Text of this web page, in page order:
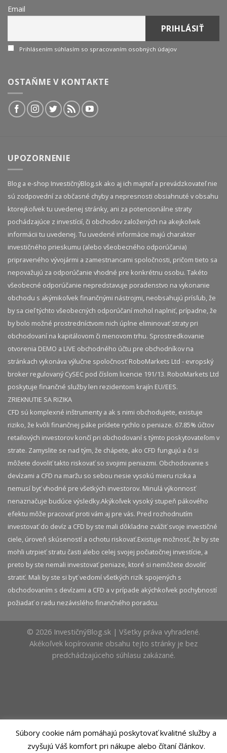
Email
Prihlásením súhlasím so spracovaním osobných údajov
OSTAŇME V KONTAKTE
UPOZORNENIE
Blog a e-shop InvestičnýBlog.sk ako aj ich majiteľ a prevádzkovateľ nie
sú zodpovední za občasné chyby a nepresnosti obsiahnuté v obsahu
ktorejkoľvek tu uvedenej stránky, ani za potencionálne straty
pochádzajúce z investícií, či obchodov založených na akejkoľvek
informácii tu uvedenej. Tu uvedené informácie majú charakter
investičného prieskumu (alebo všeobecného odporúčania)
pripraveného vývojármi a zamestnancami spoločnosti, pričom tieto sa
nepovažujú za odporúčanie vhodné pre konkrétnu osobu. Takéto
všeobecné odporúčanie nepredstavuje poradenstvo na vykonanie
obchodu s akýmikoľvek finančnými nástrojmi, neobsahujú prísľub, že
by sa cieľ týchto všeobecných odporúčaní mohol naplniť, prípadne, že
by bolo možné prostredníctvom nich úplne eliminovať straty pri
obchodovaní na kapitálovom či menovom trhu. Sprostredkovanie
otvorenia DEMO a LIVE obchodného účtu pre obchodníkov na
stránkach vykonáva výlučne spoločnosť RoboMarkets Ltd - evropský
broker regulovaný CySEC pod číslom licencie 191/13. RoboMarkets Ltd
poskytuje finančné služby len rezidentom krajín EU/EES.
ZRIEKNUTIE SA RIZIKA
CFD sú komplexné inštrumenty a ak s nimi obchodujete, existuje
riziko, že kvôli finančnej páke prídete rychlo o peniaze. 67.85% účtov
retailových investorov končí pri obchodovaní s týmto poskytovateľom v
strate. Zamyslite se nad tým, že chápete, ako CFD fungujú a či si
môžete dovoliť takto riskovať so svojimi peniazmi. Obchodovanie s
devízami a CFD na maržu so sebou nesie vysokú mieru rizika a
nemusí byť vhodné pre všetkých investorov. Minulá výkonnosť
nenaznačuje budúce výsledky.​ Akýkoľvek vysoký stupeň pákového
efektu môže pracovať proti vám aj pre vás. Pred rozhodnutím
investovať do devíz a CFD by ste mali dôkladne zvážiť svoje investičné
ciele, úroveň skúseností a ochotu riskovať.​ Existuje možnosť, že by ste
mohli utrpieť stratu časti alebo celej svojej počiatočnej investície, a
preto by ste nemali investovať peniaze, ktoré si nemôžete dovoliť
stratiť. Mali by ste si byť vedomí všetkých rizík spojených s
obchodovaním s devízami a CFD a v prípade akýchkoľvek pochybností
požiadať o radu nezávislého finančného poradcu.
© 2026 InvestičnýBlog.sk | Všetky práva vyhradené.
Akékoľvek kopírovanie obsahu tejto stránky je bez
predchádzajúceho súhlasu zakázané.
Súbory cookie nám pomáhajú poskytovať kvalitné služby a
zvyšujú Váš komfort pri nákupe alebo čítaní článkov.